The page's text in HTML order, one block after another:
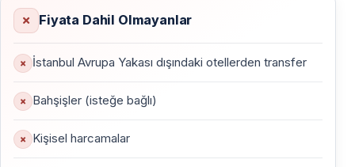
Gecenin Programı
Saat19:30’da Kabataş İskelesi
girişte sıcak bir karşılama ve
ikram edilir.
Fiyata Dahil Olmayanlar
İstanbul Avrupa Yakası dışındaki otellerden transfer
Bahşişler (isteğe bağlı)
Kişisel harcamalar